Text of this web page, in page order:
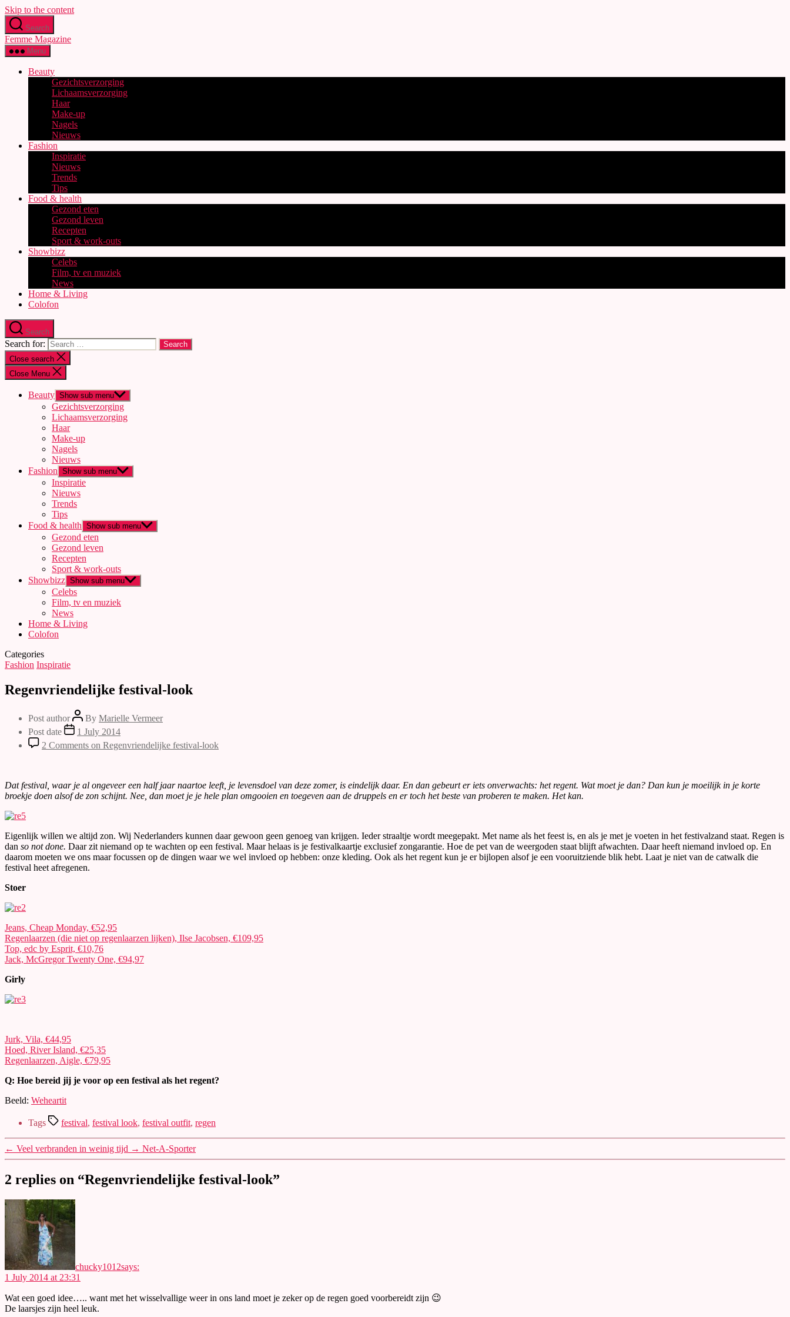
Skip to the content
Search
Femme Magazine
Menu
Beauty
Gezichtsverzorging
Lichaamsverzorging
Haar
Make-up
Nagels
Nieuws
Fashion
Inspiratie
Nieuws
Trends
Tips
Food & health
Gezond eten
Gezond leven
Recepten
Sport & work-outs
Showbizz
Celebs
Film, tv en muziek
News
Home & Living
Colofon
Search
Search for:
Close search
Close Menu
Beauty Show sub menu
Gezichtsverzorging
Lichaamsverzorging
Haar
Make-up
Nagels
Nieuws
Fashion Show sub menu
Inspiratie
Nieuws
Trends
Tips
Food & health Show sub menu
Gezond eten
Gezond leven
Recepten
Sport & work-outs
Showbizz Show sub menu
Celebs
Film, tv en muziek
News
Home & Living
Colofon
Categories
Fashion Inspiratie
Regenvriendelijke festival-look
Post author By Marielle Vermeer
Post date
1 July 2014
2 Comments on Regenvriendelijke festival-look
Dat festival, waar je al ongeveer een half jaar naartoe leeft, je levensdoel van deze zomer, is eindelijk daar. En dan gebeurt er iets onverwachts: het regent. Wat moet je dan? Dan kun je moeilijk in je korte
broekje doen alsof de zon schijnt. Nee, dan moet je je hele plan omgooien en toegeven aan de druppels en er toch het beste van proberen te maken. Het kan.
Eigenlijk willen we altijd zon. Wij Nederlanders kunnen daar gewoon geen genoeg van krijgen. Ieder straaltje wordt meegepakt. Met name als het feest is, en als je met je voeten in het festivalzand staat. Regen is
dan so not done. Daar zit niemand op te wachten op een festival. Maar helaas is je festivalkaartje exclusief zongarantie. Hoe de pet van de weergoden staat blijft afwachten. Daar heeft niemand invloed op. En
daarom moeten we ons maar focussen op de dingen waar we wel invloed op hebben: onze kleding. Ook als het regent kun je er bijlopen alsof je een vooruitziende blik hebt. Laat je niet van de catwalk die
festival heet afregenen.
Stoer
Jeans, Cheap Monday, €52,95
Regenlaarzen (die niet op regenlaarzen lijken), Ilse Jacobsen, €109,95
Top, edc by Esprit, €10,76
Jack, McGregor Twenty One, €94,97
Girly
Jurk, Vila, €44,95
Hoed, River Island, €25,35
Regenlaarzen, Aigle, €79,95
Q: Hoe bereid jij je voor op een festival als het regent?
Beeld: Weheartit
Tags festival, festival look, festival outfit, regen
← Veel verbranden in weinig tijd → Net-A-Sporter
2 replies on “Regenvriendelijke festival-look”
chucky1012says:
1 July 2014 at 23:31
Wat een goed idee….. want met het wisselvallige weer in ons land moet je zeker op de regen goed voorbereidt zijn 😉
De laarsjes zijn heel leuk.